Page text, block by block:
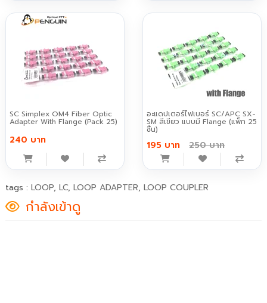
SC Simplex OM4 Fiber Optic
Adapter With Flange (Pack 25)
240 บาท
อะแดปเตอร์ไฟเบอร์ SC/APC SX-
SM สีเขียว แบบมี Flange (แพ็ก 25
ชิ้น)
195 บาท 250 บาท
tags : LOOP, LC, LOOP ADAPTER, LOOP COUPLER
กำลังเข้าดู